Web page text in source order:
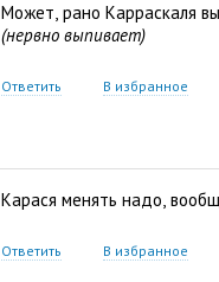
Может, рано Карраскаля
(нервно выпивает)
Ответить В избранное
Карася менять надо,
Ответить В избранное